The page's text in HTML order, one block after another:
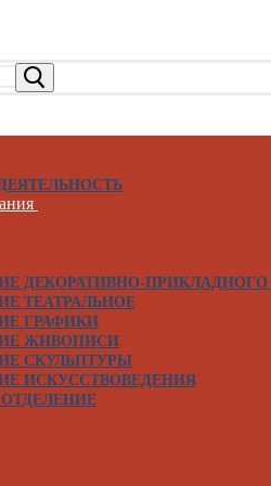
ДЕКОРАТИВНО-ПРИКЛАДНОГО
ТЕАТРАЛЬНОЕ
ГРАФИКИ
ЖИВОПИСИ
СКУЛЬПТУРЫ
ИСКУССТВОВЕДЕНИЯ